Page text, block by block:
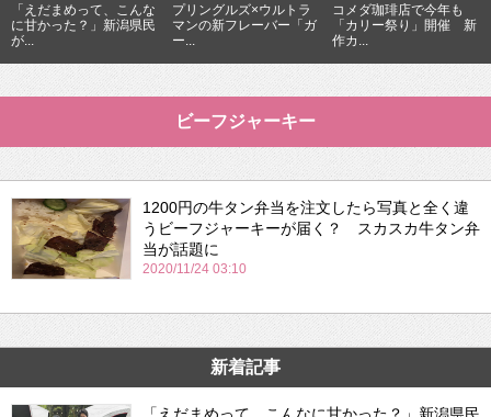
「えだまめって、こんな
に甘かった？」新潟県民
が...
プリングルズ×ウルトラ
マンの新フレーバー「ガ
ー...
コメダ珈琲店で今年も
「カリー祭り」開催 新
作カ...
ビーフジャーキー
1200円の牛タン弁当を注文したら写真と全く違
うビーフジャーキーが届く？ スカスカ牛タン弁
当が話題に
2020/11/24 03:10
新着記事